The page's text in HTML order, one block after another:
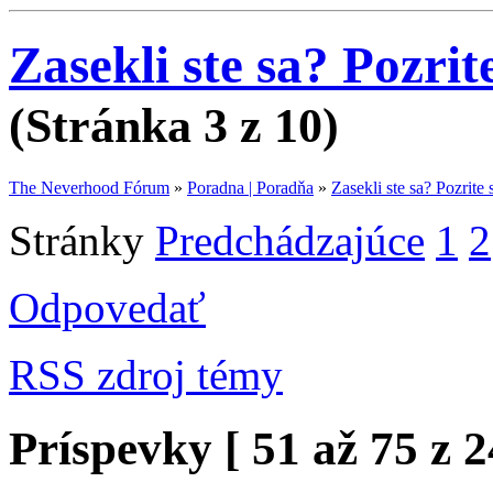
Zasekli ste sa?
(Stránka 3 z 10)
The Neverhood Fórum » Poradna | Poradňa » Zasekli ste sa?
Stránky Predchádzajúce 1 2
Odpovedať
RSS zdroj témy
Príspevky [ 51 až 75 z